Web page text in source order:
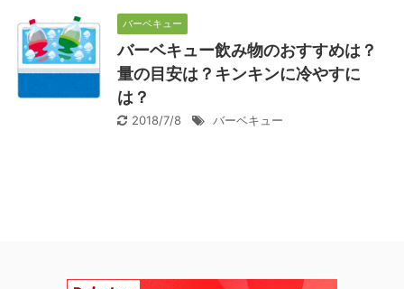
バーベキュー
バーベキュー飲み物のおすすめは？
量の目安は？キンキンに冷やすに
は？
2018/7/8 バーベキュー